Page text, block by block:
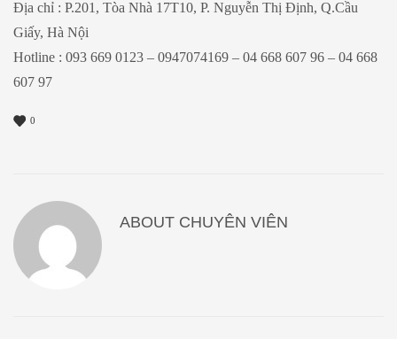
Địa chỉ : P.201, Tòa Nhà 17T10, P. Nguyễn Thị Định, Q.Cầu
Giấy, Hà Nội
Hotline : 093 669 0123 – 0947074169 – 04 668 607 96 – 04 668
607 97
0
ABOUT CHUYÊN VIÊN